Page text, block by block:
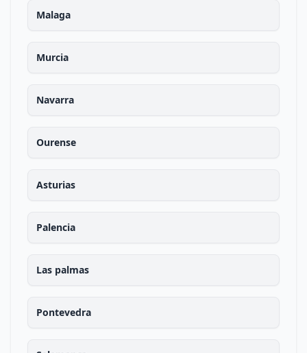
Malaga
Murcia
Navarra
Ourense
Asturias
Palencia
Las palmas
Pontevedra